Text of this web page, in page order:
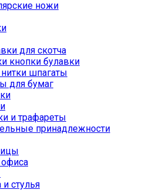
ножи
для скотча
кнопки булавки
шпагаты
для бумаг
и трафареты
принадлежности
и стулья